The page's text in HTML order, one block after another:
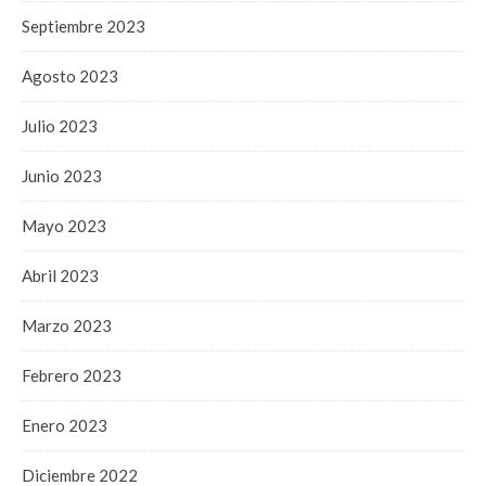
Septiembre 2023
Agosto 2023
Julio 2023
Junio 2023
Mayo 2023
Abril 2023
Marzo 2023
Febrero 2023
Enero 2023
Diciembre 2022